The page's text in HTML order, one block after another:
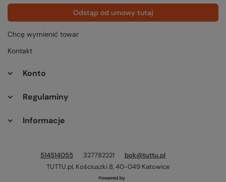
Odstąp od umowy tutaj
Chcę wymienić towar
Kontakt
Konto
Regulaminy
Informacje
514514055 327782221
bok@tuttu.pl
TUTTU.pl, Kościuszki 8,40-049 Katowice